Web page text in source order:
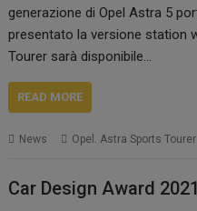
generazione di Opel Astra 5
presentato la versione station
Tourer sarà disponibile…
READ MORE
News Opel. Astra Sports Tourer
Car Design Award